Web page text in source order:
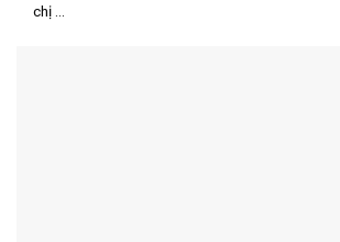
chị ...